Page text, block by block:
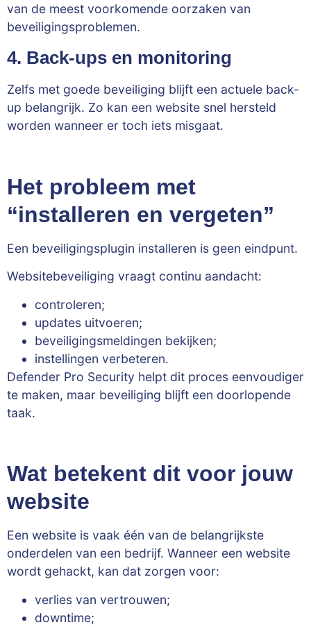
van de meest voorkomende oorzaken van
beveiligingsproblemen.
4. Back-ups en monitoring
Zelfs met goede beveiliging blijft een actuele back-
up belangrijk. Zo kan een website snel hersteld
worden wanneer er toch iets misgaat.
Het probleem met
“installeren en vergeten”
Een beveiligingsplugin installeren is geen eindpunt.
Websitebeveiliging vraagt continu aandacht:
controleren;
updates uitvoeren;
beveiligingsmeldingen bekijken;
instellingen verbeteren.
Defender Pro Security helpt dit proces eenvoudiger
te maken, maar beveiliging blijft een doorlopende
taak.
Wat betekent dit voor jouw
website
Een website is vaak één van de belangrijkste
onderdelen van een bedrijf. Wanneer een website
wordt gehackt, kan dat zorgen voor:
verlies van vertrouwen;
downtime;